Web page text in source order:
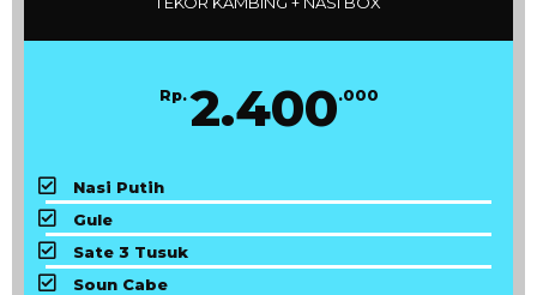
Rp. 2.400.000
Nasi Putih
Gule
Sate 3 Tusuk
Soun Cabe